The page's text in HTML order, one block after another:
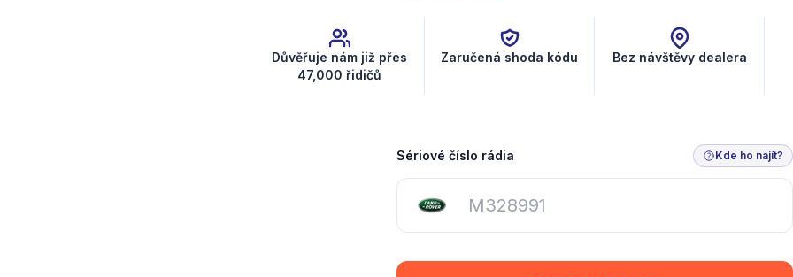
Důvěřuje nám již přes
47,000 řidičů
Zaručená shoda kódu Bez návštěvy dealera
Sériové číslo rádia Kde ho najít?